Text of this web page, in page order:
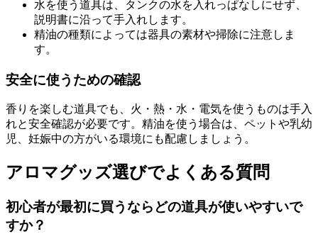
水を使う道具は、タンクの水を入れっぱなしにせず、
説明書に沿って手入れします。
精油の種類によっては器具の素材や掃除に注意しま
す。
安全に使うための確認
香りを楽しむ道具でも、火・熱・水・電気を使うものは手入
れと安全確認が必要です。精油を使う場合は、ペットや乳幼
児、妊娠中の方がいる環境にも配慮しましょう。
アロマグッズ選びでよくある質問
初心者が最初に買うならどの道具が使いやすいで
すか？